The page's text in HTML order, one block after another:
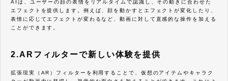
AIは、ユーザーの顔の表情をリアルタイムで認識し、その動きに合わせた
エフェクトを提供します。例えば、顔を動かすとエフェクトが変化したり、
表情に応じてエフェクトが変わるなど、動画に対して直感的な操作を加える
ことができます。
2.ARフィルターで新しい体験を提供
拡張現実（AR）フィルターを利用することで、仮想のアイテムやキャラク